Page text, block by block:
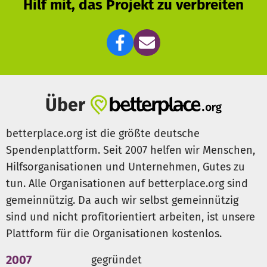
Jeder Mensch hat eine Chance und Perspektive verdient,
und zwar unabhängig von Hautfarbe und Geburtsort.
(Infos gibt es auf unsere Facebook-Seite). Wir kochen vor
unseren Vereinsräumen in der Falckensteinstraße 18
westafrikanisch , essen gemeinsam und klönen. Es treffen
sich Freund*innen und Unterstützer*innen des Vereins,
genau so wie Nachbarn*innen und Interessierte.
Vielen Dank für deine Spende!
Hilf mit, das Projekt zu verbreiten
Über
betterplace.org ist die größte deutsche
Spendenplattform. Seit 2007 helfen wir Menschen,
Hilfsorganisationen und Unternehmen, Gutes zu
tun. Alle Organisationen auf betterplace.org sind
gemeinnützig. Da auch wir selbst gemeinnützig
sind und nicht profitorientiert arbeiten, ist unsere
Plattform für die Organisationen kostenlos.
2007 gegründet